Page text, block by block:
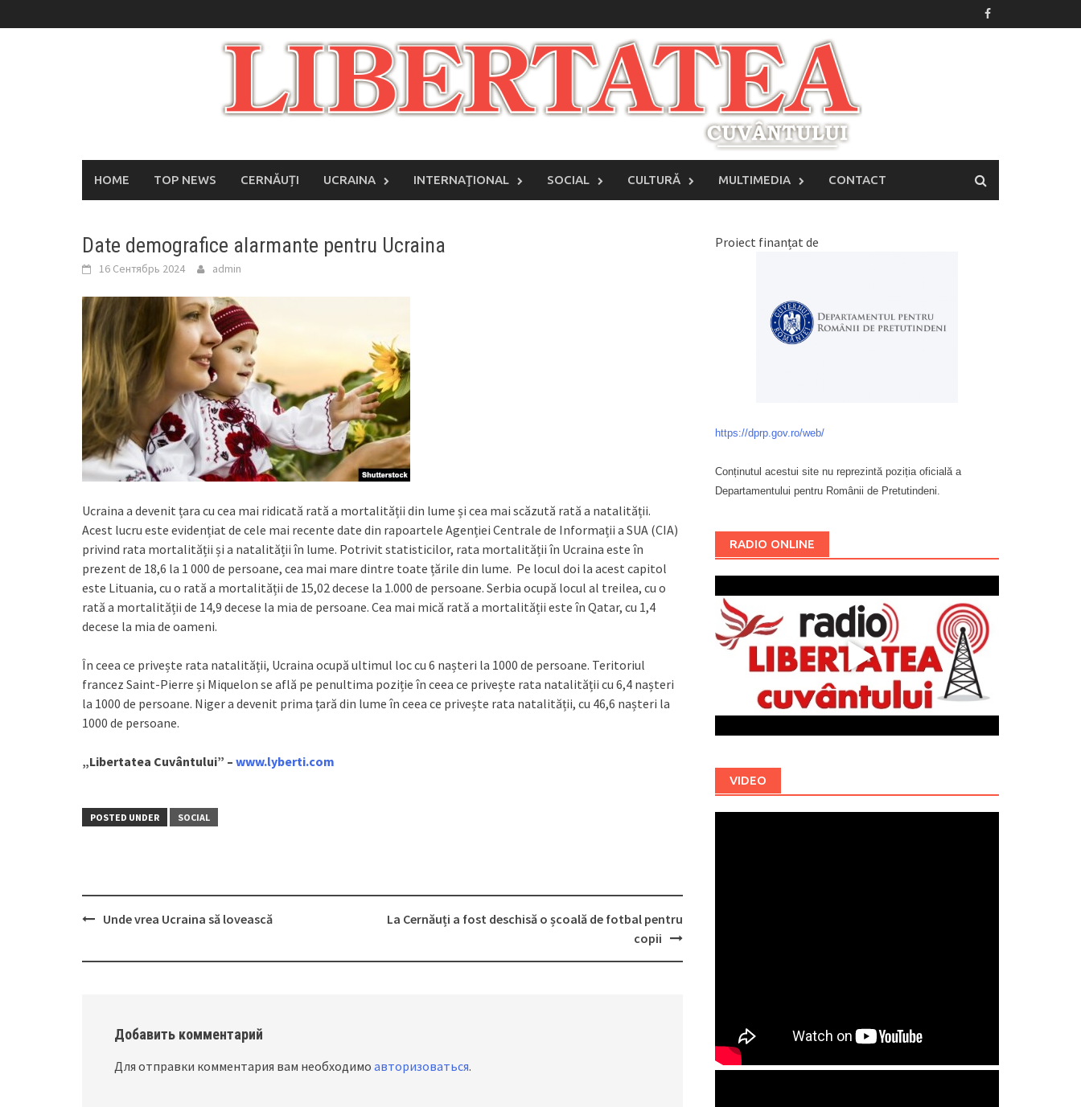
to
HOME TOP NEWS CERNĂUȚI UCRAINA INTERNAŢIONAL SOCIAL CULTURĂ MULTIMEDIA CONTACT
Date demografice alarmante pentru Ucraina
16 Сентябрь 2024 admin
Ucraina a devenit țara cu cea mai ridicată rată a mortalității din lume și cea mai scăzută rată a natalității.
Acest lucru este evidențiat de cele mai recente date din rapoartele Agenției Centrale de Informații a SUA (CIA)
privind rata mortalității și a natalității în lume. Potrivit statisticilor, rata mortalității în Ucraina este în
prezent de 18,6 la 1 000 de persoane, cea mai mare dintre toate țările din lume. Pe locul doi la acest capitol
este Lituania, cu o rată a mortalității de 15,02 decese la 1.000 de persoane. Serbia ocupă locul al treilea, cu o
rată a mortalității de 14,9 decese la mia de persoane. Cea mai mică rată a mortalității este în Qatar, cu 1,4
decese la mia de oameni.
În ceea ce privește rata natalității, Ucraina ocupă ultimul loc cu 6 nașteri la 1000 de persoane. Teritoriul
francez Saint-Pierre și Miquelon se află pe penultima poziție în ceea ce privește rata natalității cu 6,4 nașteri
la 1000 de persoane. Niger a devenit prima țară din lume în ceea ce privește rata natalității, cu 46,6 nașteri la
1000 de persoane.
„Libertatea Cuvântului” – www.lyberti.com
POSTED UNDER SOCIAL
navigation
Unde vrea Ucraina să lovească
La Cernăuți a fost deschisă o școală de fotbal pentru
copii
Добавить комментарий
Для отправки комментария вам необходимо авторизоваться.
Proiect finanțat de
https://dprp.gov.ro/web/
Conținutul acestui site nu reprezintă poziția oficială a
Departamentului pentru Românii de Pretutindeni.
RADIO ONLINE
VIDEO